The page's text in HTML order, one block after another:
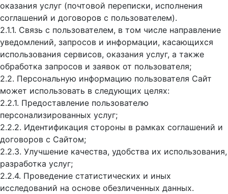
оказания услуг (почтовой переписки, исполнения
соглашений и договоров с пользователем).
2.1.1. Связь с пользователем, в том числе направление
уведомлений, запросов и информации, касающихся
использования сервисов, оказания услуг, а также
обработка запросов и заявок от пользователя;
2.2. Персональную информацию пользователя Сайт
может использовать в следующих целях:
2.2.1. Предоставление пользователю
персонализированных услуг;
2.2.2. Идентификация стороны в рамках соглашений и
договоров с Сайтом;
2.2.3. Улучшение качества, удобства их использования,
разработка услуг;
2.2.4. Проведение статистических и иных
исследований на основе обезличенных данных.